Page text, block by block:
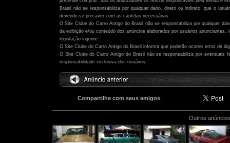
Brasil não se responsabiliza por qualquer dano, direto ou indireto, que o
devendo se precaver com as cautelas necessárias.
O Site Clube do Carro Antigo do Brasil não se responsabiliza por qualquer
da exibição e/ou conteúdo dos anúncios elaborados por usuários
legislação vigente.
O Site Clube do Carro Antigo do Brasil informa que poderão ocorrer erros de
O Site Clube do Carro Antigo do Brasil não se responsabiliza por eventuais
responsabilidade exclusiva dos usuários.
Compartilhe com seus amigos:
Outros